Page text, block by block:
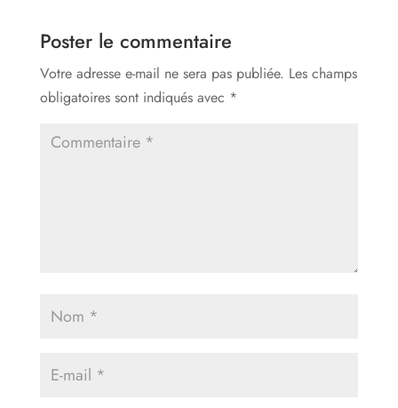
Poster le commentaire
Votre adresse e-mail ne sera pas publiée. Les champs
obligatoires sont indiqués avec *